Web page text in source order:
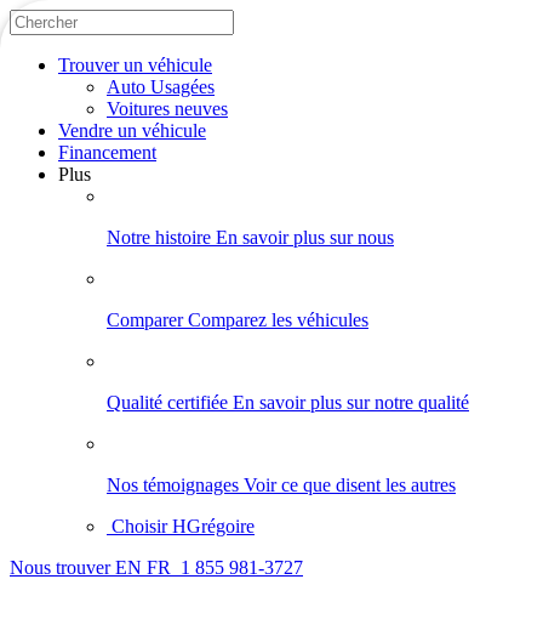
Trouverun véhicule
Auto Usagées
Voitures neuves
Vendre un véhicule
Financement
Plus
Notre histoire En savoir plus sur nous
ComparerComparez les véhicules
Qualité certifiée En savoir plus sur notre qualité
Nos témoignages Voir ce que disent les autres
Choisir HGrégoire
Nous trouver EN FR 1 855 981-3727